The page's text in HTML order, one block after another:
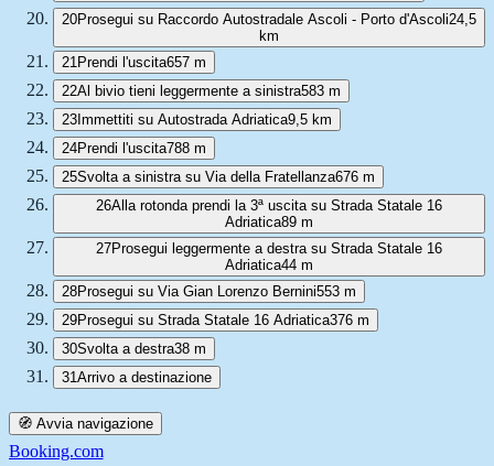
20Prosegui su Raccordo Autostradale Ascoli - Porto d'Ascoli24,5
km
21 Prendi l'uscita657 m
22Al bivio tieni leggermente a sinistra583 m
23Immettiti su Autostrada Adriatica9,5 km
24Prendi l'uscita788 m
25Svolta a sinistra su Via della Fratellanza676 m
26Alla rotonda prendi la 3ª uscita su Strada Statale 16
Adriatica89 m
27Prosegui leggermente a destra su Strada Statale 16
Adriatica44 m
28Prosegui su Via Gian Lorenzo Bernini553 m
29Prosegui su Strada Statale 16 Adriatica376 m
30Svolta a destra38 m
31Arrivo a destinazione
🧭 Avvia navigazione
Booking.com